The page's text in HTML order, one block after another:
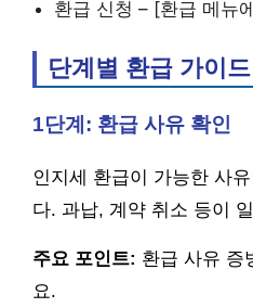
환급 신청 – [환급 메뉴
단계별 환급 가이드
1단계: 환급 사유 확인
인지세 환급이 가능한 사
다. 과납, 계약 취소 등이
주요 포인트: 환급 사유 증
요.